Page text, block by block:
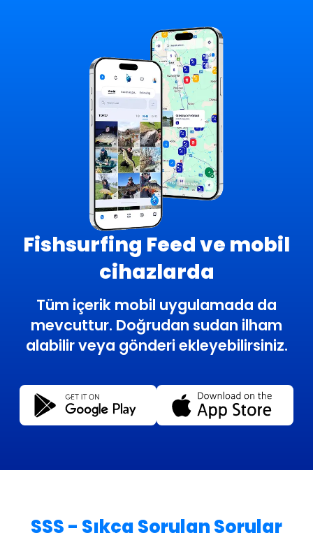
Fishsurfing Feed ve mobil
cihazlarda
Tüm içerik mobil uygulamada da
mevcuttur. Doğrudan sudan ilham
alabilir veya gönderi ekleyebilirsiniz.
SSS - Sıkça Sorulan Sorular